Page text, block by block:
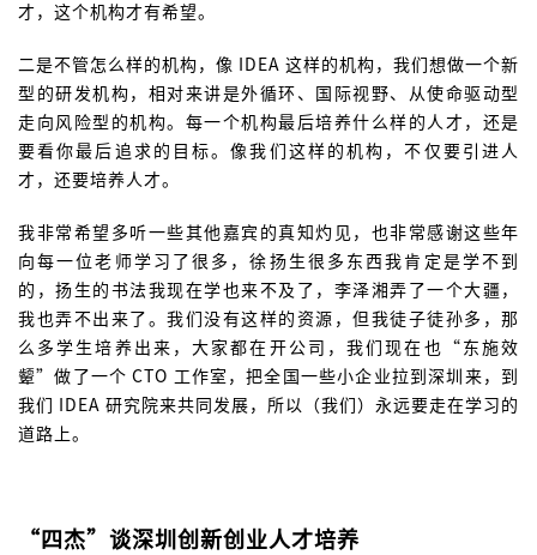
才，这个机构才有希望。
二是不管怎么样的机构，像 IDEA 这样的机构，我们想做一个新
型的研发机构，相对来讲是外循环、国际视野、从使命驱动型
走向风险型的机构。每一个机构最后培养什么样的人才，还是
要看你最后追求的目标。像我们这样的机构，不仅要引进人
才，还要培养人才。
我非常希望多听一些其他嘉宾的真知灼见，也非常感谢这些年
向每一位老师学习了很多，徐扬生很多东西我肯定是学不到
的，扬生的书法我现在学也来不及了，李泽湘弄了一个大疆，
我也弄不出来了。我们没有这样的资源，但我徒子徒孙多，那
么多学生培养出来，大家都在开公司，我们现在也“东施效
颦”做了一个 CTO 工作室，把全国一些小企业拉到深圳来，到
我们 IDEA 研究院来共同发展，所以（我们）永远要走在学习的
道路上。
“四杰”谈深圳创新创业人才培养